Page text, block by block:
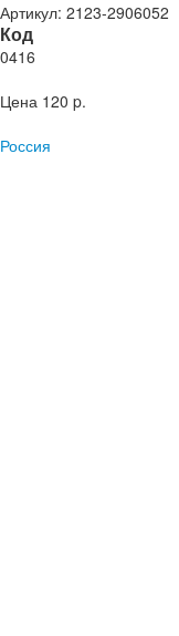
Артикул: 2123-2906052
Код
0416
Цена 120 p.
Россия